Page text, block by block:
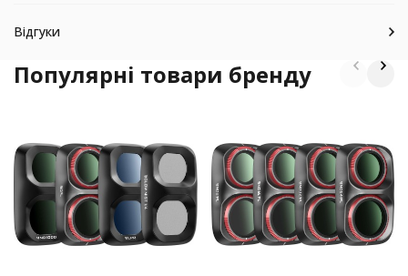
Відгуки
Популярні товари бренду